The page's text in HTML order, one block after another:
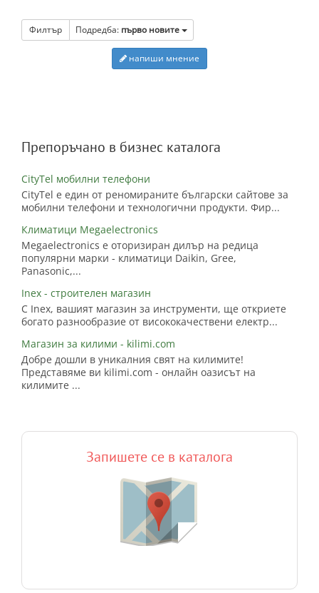
Филтър Подредба: първо новите
напиши мнение
Препоръчано в бизнес каталога
CityTel мобилни телефони
CityTel е един от реномираните български сайтове за
мобилни телефони и технологични продукти. Фир...
Климатици Megaelectronics
Megaelectronics е оторизиран дилър на редица
популярни марки - климатици Daikin, Gree,
Panasonic,...
Inex - строителен магазин
С Inex, вашият магазин за инструменти, ще откриете
богато разнообразие от висококачествени електр...
Магазин за килими - kilimi.com
Добре дошли в уникалния свят на килимите!
Представяме ви kilimi.com - онлайн оазисът на
килимите ...
Запишете се в каталога